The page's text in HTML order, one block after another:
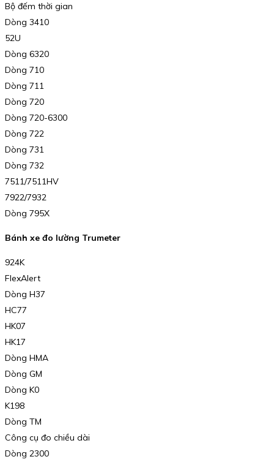
Bộ đếm thời gian
Dòng 3410
52U
Dòng 6320
Dòng 710
Dòng 711
Dòng 720
Dòng 720-6300
Dòng 722
Dòng 731
Dòng 732
7511/7511HV
7922/7932
Dòng 795X
Bánh xe đo lường Trumeter
924K
FlexAlert
Dòng H37
HC77
HK07
HK17
Dòng HMA
Dòng GM
Dòng K0
K198
Dòng TM
Công cụ đo chiều dài
Dòng 2300